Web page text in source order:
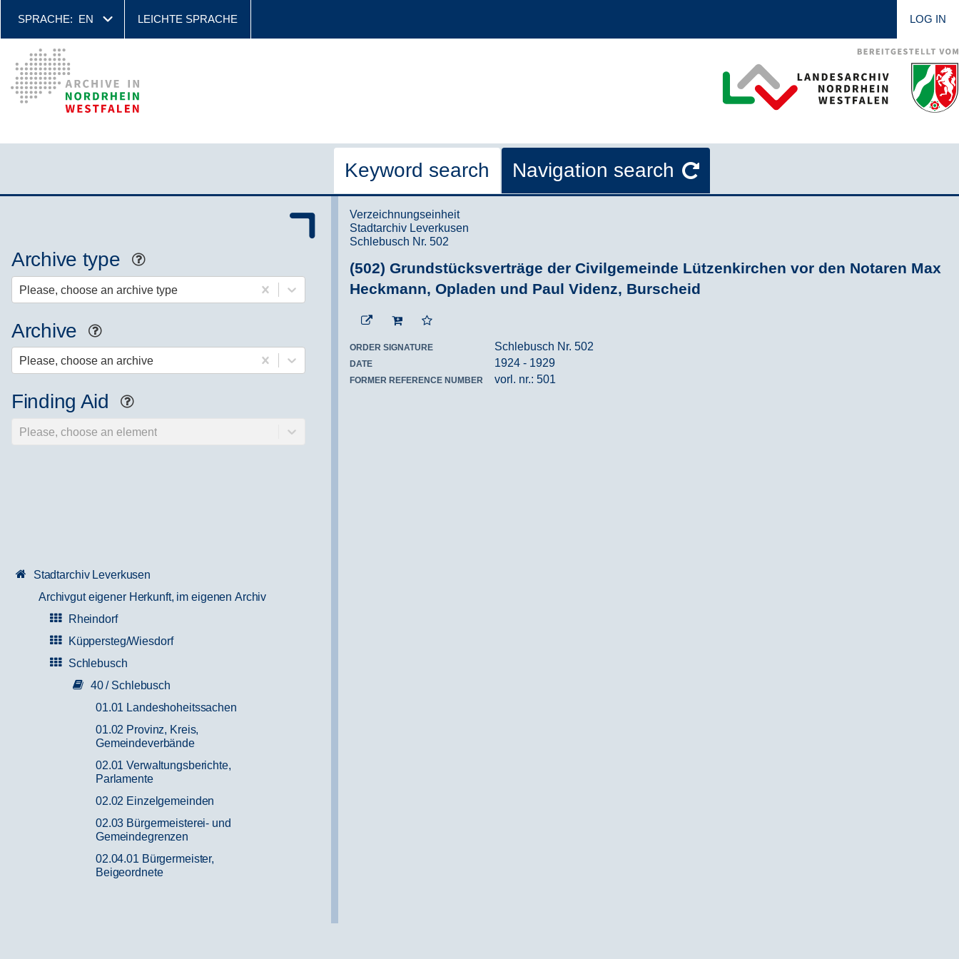
SPRACHE: EN LEICHTE SPRACHE LOG IN
Keyword search Navigation search
Archive type Help
Please, choose an archive type
Archive Help
Please, choose an archive
Finding Aid Help
Please, choose an element
Stadtarchiv Leverkusen
Archivgut eigener Herkunft, im eigenen Archiv
Rheindorf
Küppersteg/Wiesdorf
Schlebusch
40 / Schlebusch
01.01 Landeshoheitssachen
01.02 Provinz, Kreis,
Gemeindeverbände
02.01 Verwaltungsberichte,
Parlamente
02.02 Einzelgemeinden
02.03 Bürgermeisterei- und
Gemeindegrenzen
02.04.01 Bürgermeister,
Beigeordnete
Verzeichnungseinheit
Stadtarchiv Leverkusen
Schlebusch Nr. 502
(502) Grundstücksverträge der Civilgemeinde Lützenkirchen vor den Notaren Max
Heckmann, Opladen und Paul Videnz, Burscheid
ORDER SIGNATURE Schlebusch Nr. 502
DATE 1924 - 1929
FORMER REFERENCE NUMBER vorl. nr.: 501